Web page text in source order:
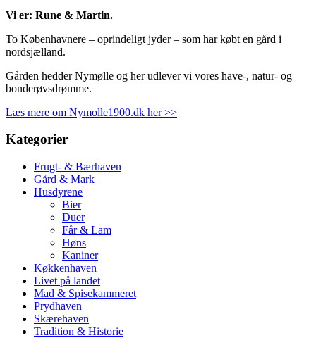
Vi er: Rune & Martin.
To Københavnere – oprindeligt jyder – som har købt en gård i
nordsjælland.
Gården hedder Nymølle og her udlever vi vores have-, natur- og
bonderøvsdrømme.
Læs mere om Nymolle1900.dk her >>
Kategorier
Frugt- & Bærhaven
Gård & Mark
Husdyrene
Bier
Duer
Får & Lam
Høns
Kaniner
Køkkenhaven
Livet på landet
Mad & Spisekammeret
Prydhaven
Skærehaven
Tradition & Historie